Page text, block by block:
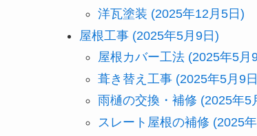
洋瓦塗装 (2025年12月5日)
屋根工事 (2025年5月9日)
屋根カバー工法 (2025年5月
葺き替え工事 (2025年5月9
雨樋の交換・補修 (2025年5
スレート屋根の補修 (2025